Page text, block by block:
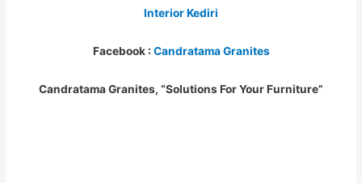
Interior Kediri
Facebook : Candratama Granites
Candratama Granites, “Solutions For Your Furniture”